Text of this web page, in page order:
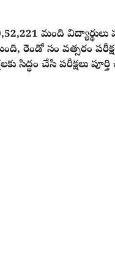
మంది
రెండో సం వత్సరం
సిద్ధం చేసి పరీక్షలు